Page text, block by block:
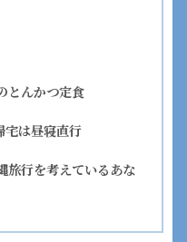
とんかつ定食
宅は昼寝直行
旅行を考えているあな